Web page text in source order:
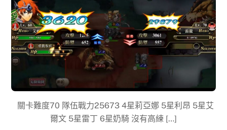
關卡難度70 隊伍戰力25673 4星莉亞娜 5星利昂 5星艾
爾文 5星雷丁 6星奶騎 沒有高練 […]